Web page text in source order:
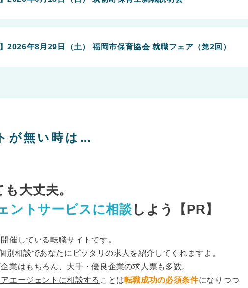
】2026年8月29日（土） 福岡市保育協会 就職フェア（第2回）
が無い時は…
大丈夫。
ントサービスに相談 しよう【PR】
催している転職サイトです。
別相談であなたにピッタリの求人を紹介してくれますよ。
業はもちろん、大手・優良企業の求人票も多数。
エージェントに相談する ことは転職成功の必須条件になりつつ